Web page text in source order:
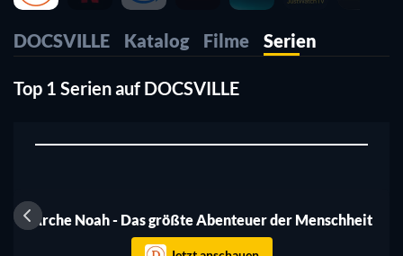
DOCSVILLE Katalog Filme Serien
Top 1 Serien auf DOCSVILLE
1
Arche Noah - Das größte Abenteuer der Menschheit